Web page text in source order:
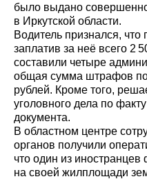
было выдано
в Иркутской области.
Водитель признался,
заплатив за неё всего 2
составили четыре
общая сумма штрафов по
рублей. Кроме того,
уголовного дела по
документа.
В областном центре
органов получили
что один из иностранцев
на своей жилплощади